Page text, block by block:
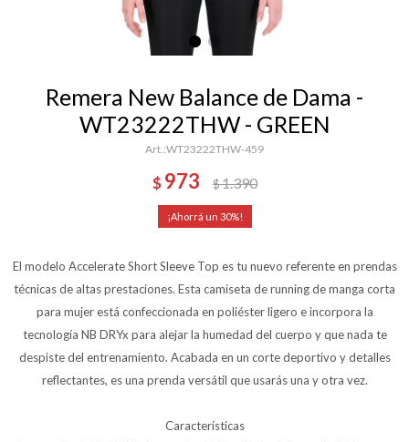
Remera New Balance de Dama -
WT23222THW - GREEN
WT23222THW-459
$ 973 $1.390
30
El modelo Accelerate Short Sleeve Top es tu nuevo referente en prendas
técnicas de altas prestaciones. Esta camiseta de running de manga corta
para mujer está confeccionada en poliéster ligero e incorpora la
tecnología NB DRYx para alejar la humedad del cuerpo y que nada te
despiste del entrenamiento. Acabada en un corte deportivo y detalles
reflectantes, es una prenda versátil que usarás una y otra vez.
Características